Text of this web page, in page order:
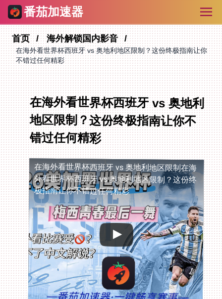
番茄加速器
首页 海外解锁国内影音
在海外看世界杯西班牙 vs 奥地利地区限制？这份终极指南让你
不错过任何精彩
在海外看世界杯西班牙 vs 奥地利
地区限制？这份终极指南让你不
错过任何精彩
在海外看世界杯西班牙 vs 奥地利地区限制在海
外看世界杯西班牙 vs 奥地利地区限制？这份终
极指南让你不错过任何精彩